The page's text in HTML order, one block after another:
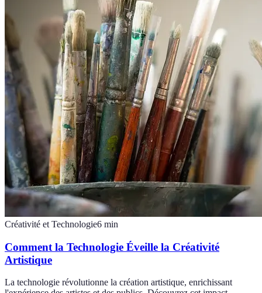
Créativité et Technologie6 min
Comment la Technologie Éveille la Créativité
Artistique
La technologie révolutionne la création artistique, enrichissant